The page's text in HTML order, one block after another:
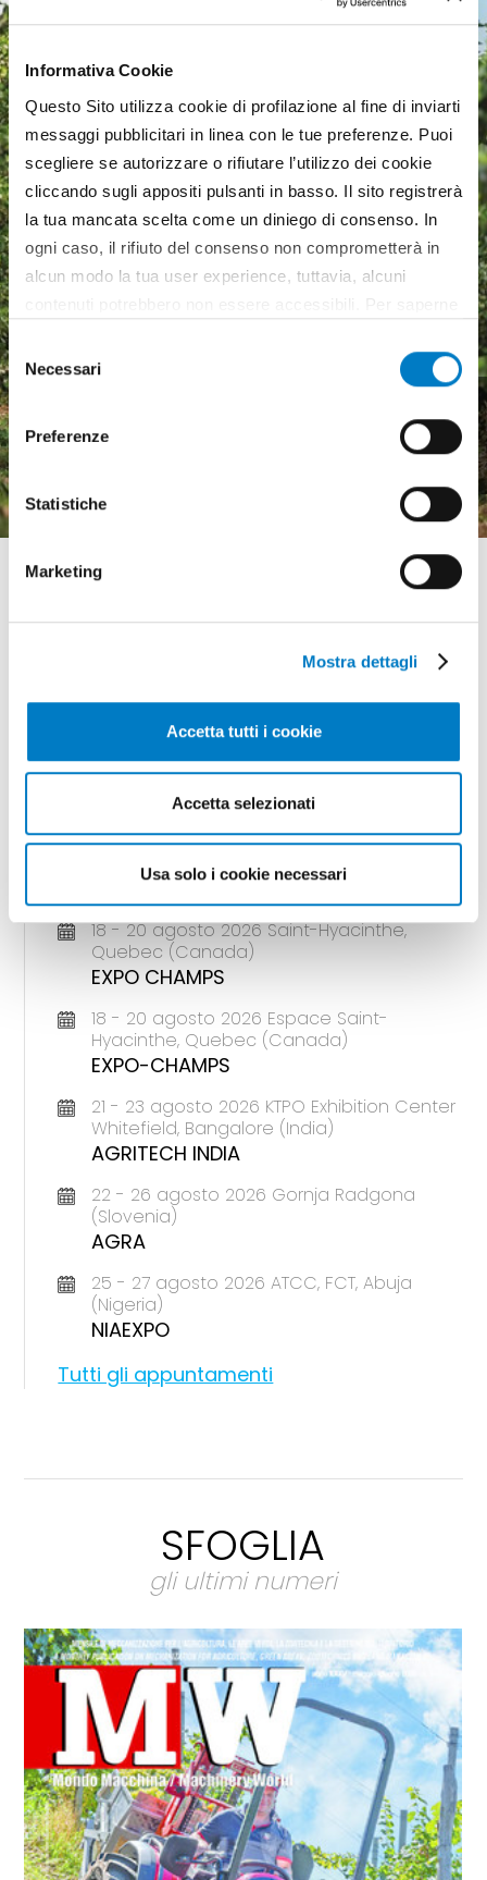
Informativa Cookie
Questo Sito utilizza cookie di profilazione al fine di inviarti
messaggi pubblicitari in linea con le tue preferenze. Puoi
scegliere se autorizzare o rifiutare l’utilizzo dei cookie
cliccando sugli appositi pulsanti in basso. Il sito registrerà
la tua mancata scelta come un diniego di consenso. In
ogni caso, il rifiuto del consenso non comprometterà in
alcun modo la tua user experience, tuttavia, alcuni
all’utilizzo di tutti, o solamente di alcuni di essi, ti
Selezione
del
consenso
Necessari
Preferenze
Statistiche
Marketing
Mostra dettagli
Accetta tutti i cookie
Accetta selezionati
Usa solo i cookie necessari
in crescita ma pesa
GLI APPUNTAMENTI
della meccanizzazione
18 - 20 agosto 2026 Gunnedah, Nsw
(Australia)
AGQUIP FIELD DAYS
18 - 20 agosto 2026 Saint-Hyacinthe,
Quebec (Canada)
EXPO CHAMPS
18 - 20 agosto 2026 Espace Saint-
Hyacinthe, Quebec (Canada)
EXPO-CHAMPS
21 - 23 agosto 2026 KTPO Exhibition Center
Whitefield, Bangalore (India)
AGRITECH INDIA
22 - 26 agosto 2026 Gornja Radgona
(Slovenia)
AGRA
25 - 27 agosto 2026 ATCC, FCT, Abuja
(Nigeria)
NIAEXPO
Tutti gli appuntamenti
SFOGLIA
gli ultimi numeri